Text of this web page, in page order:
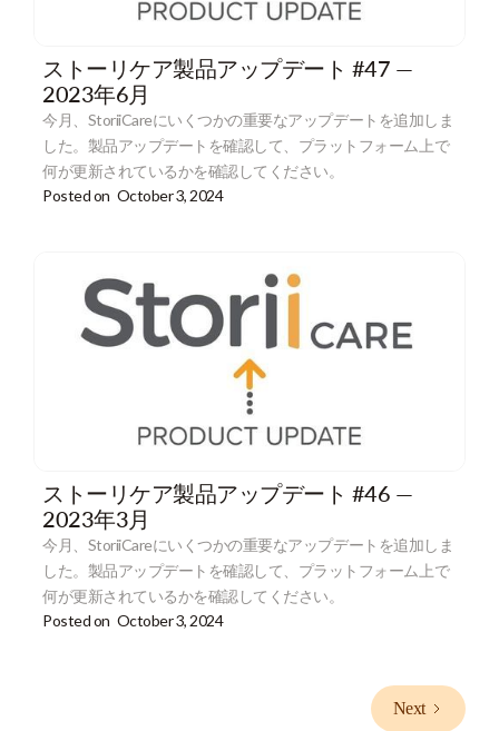
ストーリケア製品アップデート #47 —
2023年6月
今月、StoriiCareにいくつかの重要なアップデートを追加しま
した。製品アップデートを確認して、プラットフォーム上で
何が更新されているかを確認してください。
Posted on October 3, 2024
ストーリケア製品アップデート #46 —
2023年3月
今月、StoriiCareにいくつかの重要なアップデートを追加しま
した。製品アップデートを確認して、プラットフォーム上で
何が更新されているかを確認してください。
Posted on October 3, 2024
Next